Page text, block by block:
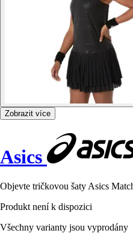
Zobrazit více
Asics
Objevte tričkovou šaty Asics
Produkt není k dispozici
Všechny varianty jsou vyprodány